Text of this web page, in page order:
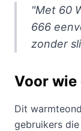
"Met 60
666
zonder
Voor
Dit
gebruikers